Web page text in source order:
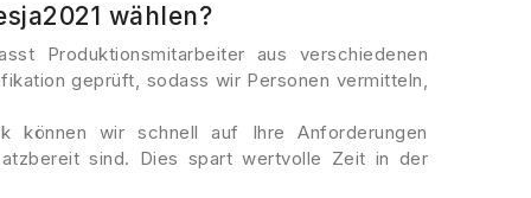
wählen?
Produktionsmitarbeiter aus verschiedenen
geprüft, sodass wir Personen vermitteln,
können wir schnell auf Ihre Anforderungen
sind. Dies spart wertvolle Zeit in der